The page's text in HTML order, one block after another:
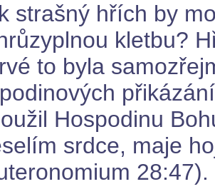
strašný hřích by
kletbu?
to byla
Hospodinu
srdce, maje
28:47).